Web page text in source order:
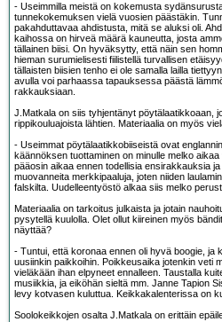
- Useimmilla meistä on kokemusta
tunnekokemuksen vielä vuosien päästäkin.
pakahduttavaa ahdistusta, mitä se aluksi oli.
kaihossa on hirveä määrä kauneutta, josta
tällainen biisi. On hyväksytty, että näin sen
hieman surumielisesti fiilistellä turvallisen
tällaisten biisien tenho ei ole samalla lailla
avulla voi parhaassa tapauksessa päästä
rakkauksiaan.
J.Matkala on siis tyhjentänyt pöytälaatikkoaan,
rippikouluajoista lähtien. Materiaalia on myös
- Useimmat pöytälaatikkobiiseistä ovat
käännöksen tuottaminen on minulle melko
pääosin aikaa ennen todellisia ensirakkauksia
muovanneita merkkipaaluja, joten niiden
falskilta. Uudelleentyöstö alkaa siis melko
Materiaalia on tarkoitus julkaista ja jotain
pysytellä kuulolla. Olet ollut kiireinen myös
näyttää?
- Tuntui, että koronaa ennen oli hyvä boogie, ja
uusiinkin paikkoihin. Poikkeusaika jotenkin veti
vieläkään ihan elpyneet ennalleen. Taustalla
musiikkia, ja eiköhän sieltä mm. Janne Tapion
levy kotvasen kuluttua. Keikkakalenterissa on
Soolokeikkojen osalta J.Matkala on erittäin